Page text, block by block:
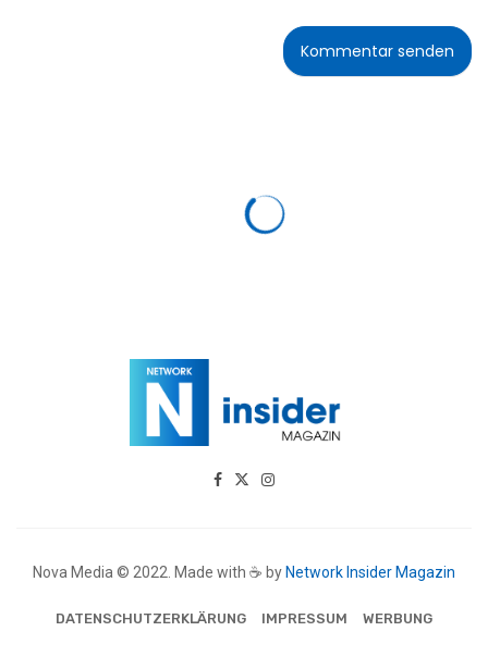
Nova Media © 2022. Made with ☕ by Network Insider Magazin
DATENSCHUTZERKLÄRUNG IMPRESSUM WERBUNG